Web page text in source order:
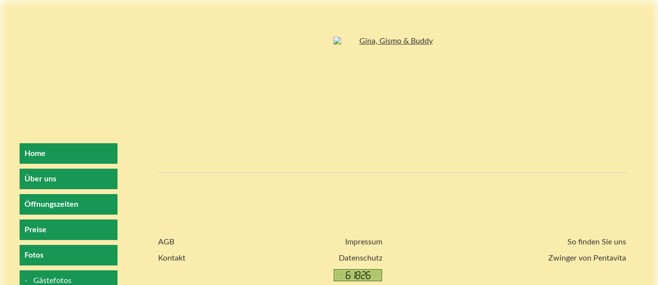
Home
Über uns
Öffnungszeiten
Preise
Fotos
Gästefotos
AGB
Kontakt
Impressum
Datenschutz
So finden Sie uns
Zwinger von Pentavita